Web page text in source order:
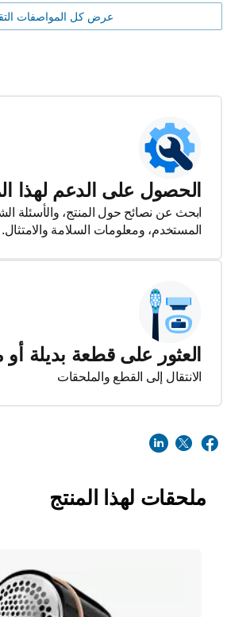
عرض كل المواصفات
الحصول على الدعم لهذا
ابحث عن نصائح حول المنتج، والأسئلة
المستخدم، ومعلومات السلامة والامتثال.
العثور على قطعة بديلة
الانتقال إلى القطع والملحقات
ملحقات لهذا المنتج